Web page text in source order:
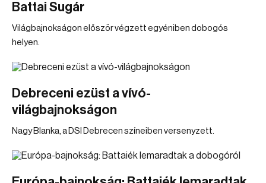
Battai Sugár
Világbajnokságon először végzett egyéniben dobogós
helyen.
Debreceni ezüst a vívó-
világbajnokságon
Nagy Blanka, a DSI Debrecen színeiben versenyzett.